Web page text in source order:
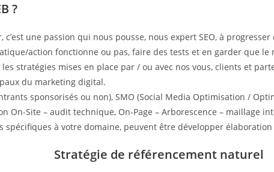
?
une passion qui nous pousse, nous expert SEO, à
action fonctionne ou pas, faire des tests et en garder que
stratégies mises en place par / ou avec nos vous, clients et
du marketing digital.
sponsorisés ou non), SMO (Social Media Optimisation /
On-Site – audit technique, On-Page – Arborescence – maillage
spécifiques à votre domaine, peuvent être développer
Stratégie de référencement naturel